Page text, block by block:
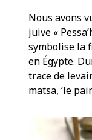
Nous avons
juive «
symbolise la
en Égypte.
trace de
matsa, ‘le